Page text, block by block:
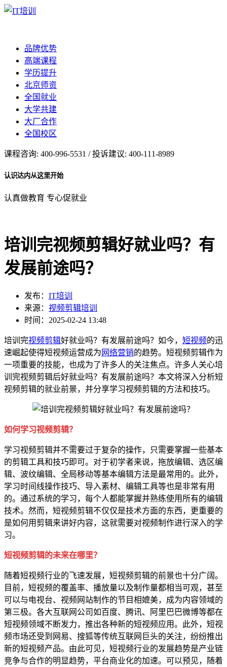
品牌优势
高端课程
学历提升
北京师资
全国就业
大学共建
大厂合作
全国校区
课程咨询: 400-996-5531 / 投诉建议: 400-111-8989
认识达内从这里开始
认真做教育 专心促就业
培训完视频剪辑好就业吗？有
发展前途吗？
发布： IT培训
来源： 视频剪辑培训
时间：2025-02-24 13:48
培训完视频剪辑好就业吗？有发展前途吗？如今， 短视频的迅
速崛起使得短视频运营成为 网络营销的趋势。短视频剪辑作为
一项重要的技能，也成为了许多人的关注焦点。许多人关心培
训完视频剪辑后好就业吗？有发展前途吗？本文将深入分析短
视频剪辑的就业前景，并分享学习视频剪辑的方法和技巧。
如何学习视频剪辑？
学习视频剪辑并不需要过于复杂的操作，只需要掌握一些基本
的剪辑工具和技巧即可。对于初学者来说，拖放编辑、选区编
辑、波纹编辑、全局移动等基本编辑方法是最常用的。此外，
学习时间线操作技巧、导入素材、编辑工具等也是非常有用
的。通过系统的学习，每个人都能掌握并熟练使用所有的编辑
技术。然而，短视频剪辑不仅仅是技术方面的东西，更重要的
是如何用剪辑来讲好内容，这就需要对视频制作进行深入的学
习。
短视频剪辑的未来在哪里？
随着短视频行业的飞速发展，短视频剪辑的前景也十分广阔。
目前，短视频的覆盖率、播放量以及制作量都相当可观，甚至
可以与电视台、视频网站制作的节目相媲美，成为内容领域的
第三极。各大互联网公司如百度、腾讯、阿里巴巴微博等都在
短视频领域不断发力，推出各种新的短视频应用。此外，短视
频市场还受到网易、搜狐等传统互联网巨头的关注，纷纷推出
新的短视频产品。由此可见，短视频行业的发展趋势是产业链
竞争与合作的明显趋势，平台商业化的加速。可以预见，随着